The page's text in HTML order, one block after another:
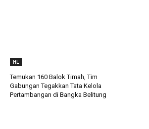
HL
Temukan 160 Balok Timah, Tim
Gabungan Tegakkan Tata Kelola
Pertambangan di Bangka Belitung